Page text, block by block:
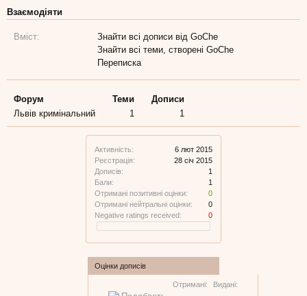
Активність:
6 лют 2015
Реєстрація:
28 січ 2015
Дописів:
1
Бали:
1
Отримані позитивні оцінки:
0
Отримані нейтральні оцінки:
0
Negative ratings received:
0
Оцінки дописів
Отримані: Видані:
Взаємодіяти
Вміст:
Знайти всі дописи від GoChe
Знайти всі теми, створені GoChe
Переписка
Форум Теми
Дописи
Львів кримінальний
1 1